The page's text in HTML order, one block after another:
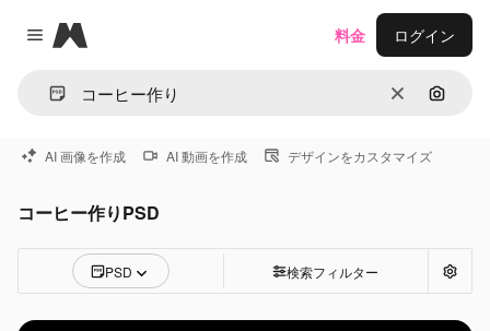
Close menu
Magnific
消去 画像で
料金 ログイン
AI 画像を作成 AI 動画を作成 デザインをカスタマイズ
コーヒー作りPSD
PSD 検索フィルター